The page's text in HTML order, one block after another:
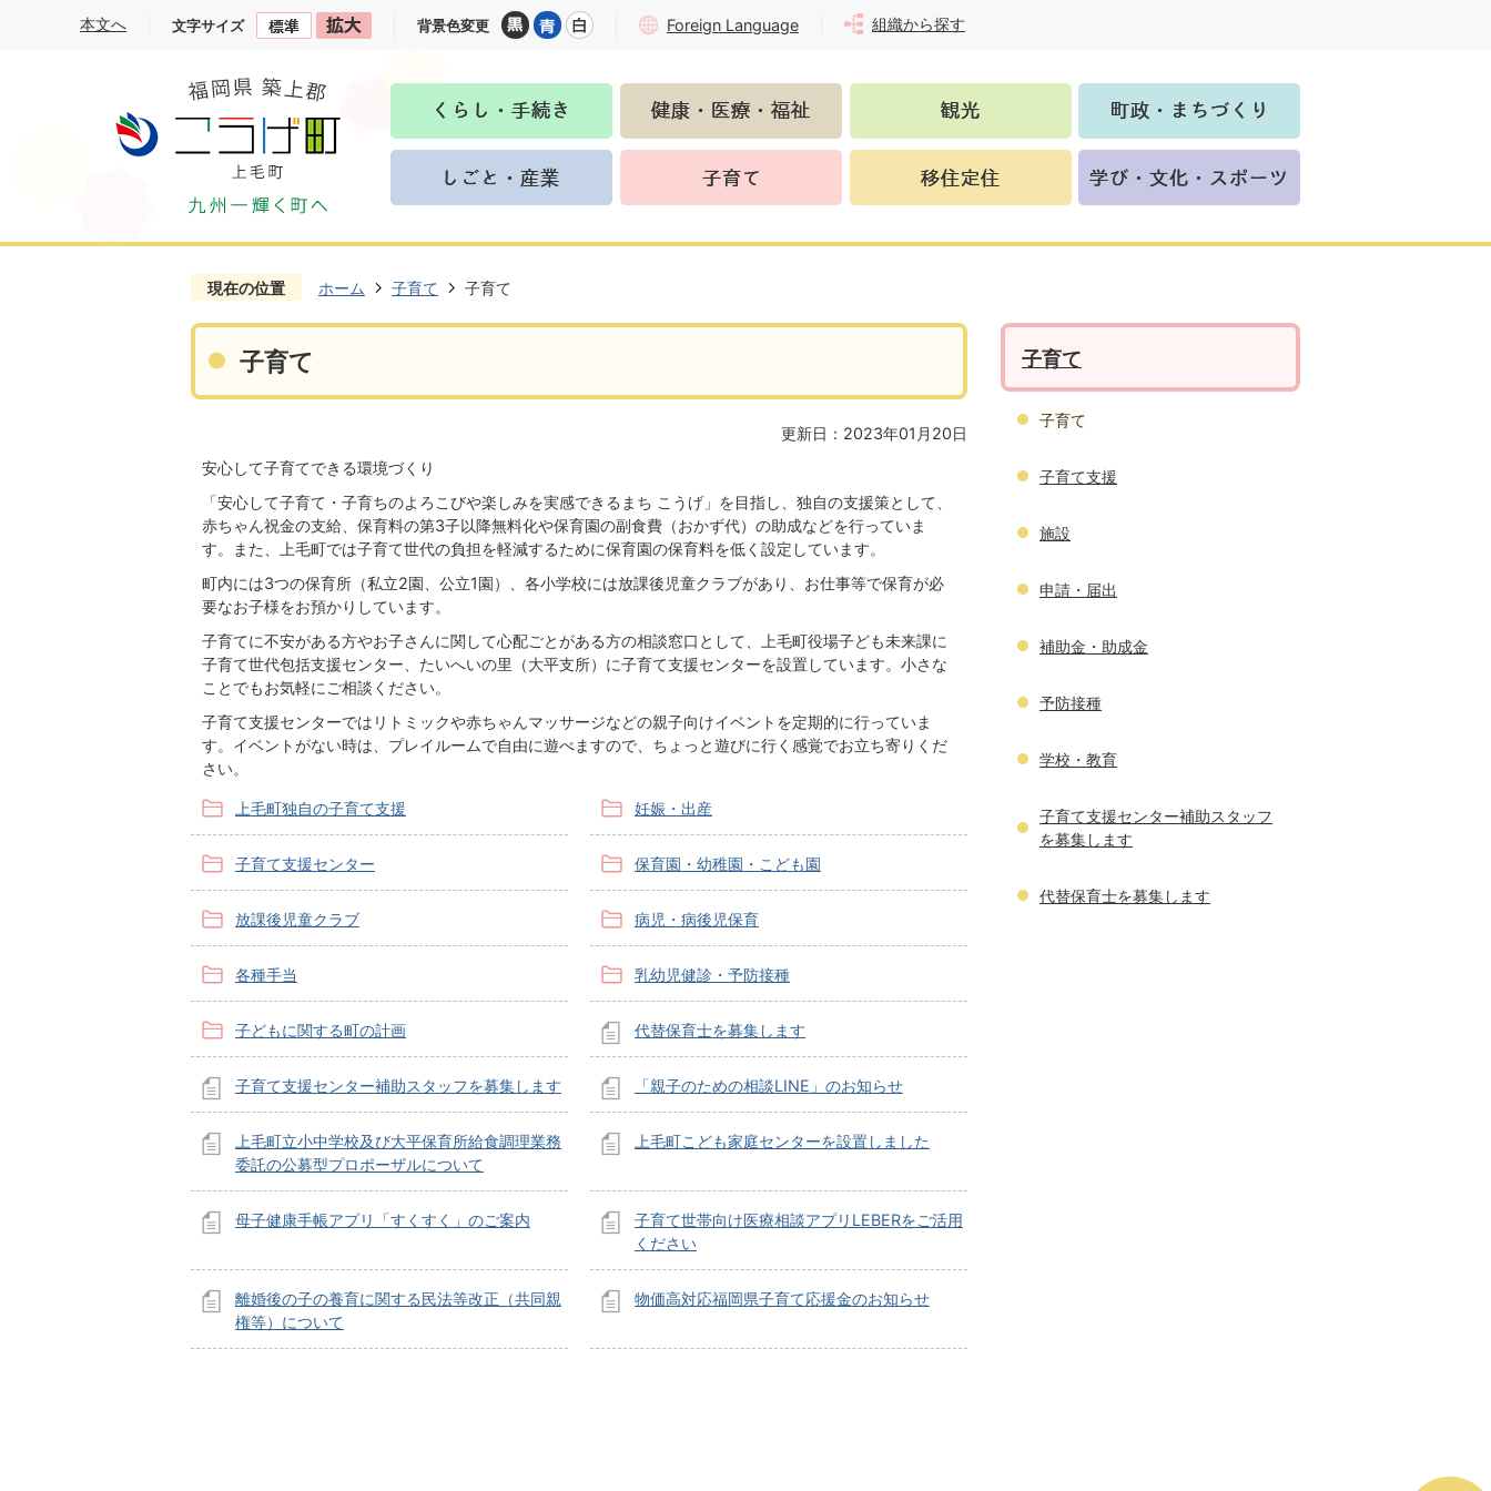
本文へ 文字サイズ 背景色変更 Foreign Language 組織から探す
現在の位置 ホーム 子育て 子育て
子育て
更新日：2023年01月20日
安心して子育てできる環境づくり
「安心して子育て・子育ちのよろこびや楽しみを実感できるまち こうげ」を目指し、独自の支援策として、
赤ちゃん祝金の支給、保育料の第3子以降無料化や保育園の副食費（おかず代）の助成などを行っていま
す。また、上毛町では子育て世代の負担を軽減するために保育園の保育料を低く設定しています。
町内には3つの保育所（私立2園、公立1園）、各小学校には放課後児童クラブがあり、お仕事等で保育が必
要なお子様をお預かりしています。
子育てに不安がある方やお子さんに関して心配ごとがある方の相談窓口として、上毛町役場子ども未来課に
子育て世代包括支援センター、たいへいの里（大平支所）に子育て支援センターを設置しています。小さな
ことでもお気軽にご相談ください。
子育て支援センターではリトミックや赤ちゃんマッサージなどの親子向けイベントを定期的に行っていま
す。イベントがない時は、プレイルームで自由に遊べますので、ちょっと遊びに行く感覚でお立ち寄りくだ
さい。
上毛町独自の子育て支援 妊娠・出産
子育て支援センター 保育園・幼稚園・こども園
放課後児童クラブ 病児・病後児保育
各種手当 乳幼児健診・予防接種
子どもに関する町の計画 代替保育士を募集します
子育て支援センター補助スタッフを募集します 「親子のための相談LINE」のお知らせ
上毛町立小中学校及び大平保育所給食調理業務
委託の公募型プロポーザルについて
上毛町こども家庭センターを設置しました
母子健康手帳アプリ「すくすく」のご案内
子育て世帯向け医療相談アプリLEBERをご活用
ください
離婚後の子の養育に関する民法等改正（共同親
権等）について
物価高対応福岡県子育て応援金のお知らせ
子育て
子育て
子育て支援
施設
申請・届出
補助金・助成金
予防接種
学校・教育
子育て支援センター補助スタッフ
を募集します
代替保育士を募集します